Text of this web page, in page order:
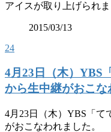
アイスが取り上げられま
2015/03/13
24
4月23日（木）YBS
から生中継がおこな
4月23日（木）YBS「て
がおこなわれました。